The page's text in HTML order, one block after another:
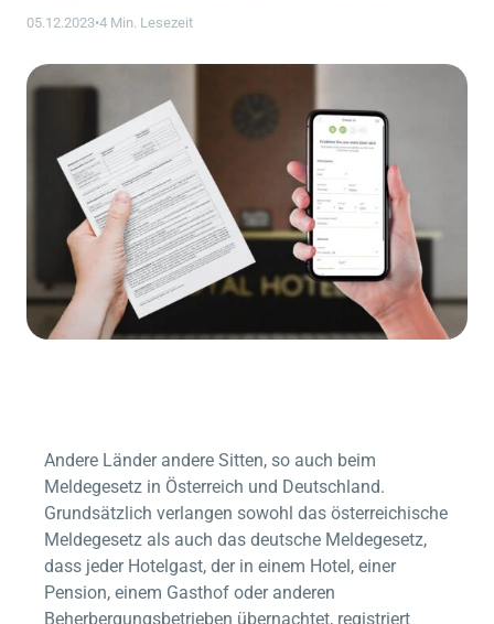
05.12.2023•4 Min. Lesezeit
Andere Länder andere Sitten, so auch beim
Meldegesetz in Österreich und Deutschland.
Grundsätzlich verlangen sowohl das österreichische
Meldegesetz als auch das deutsche Meldegesetz,
dass jeder Hotelgast, der in einem Hotel, einer
Pension, einem Gasthof oder anderen
Beherbergungsbetrieben übernachtet, registriert